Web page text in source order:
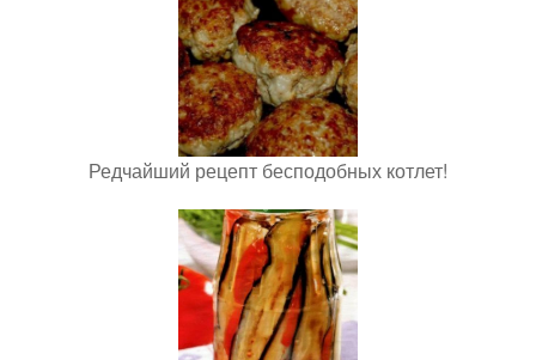
Редчайший рецепт бесподобных котлет!